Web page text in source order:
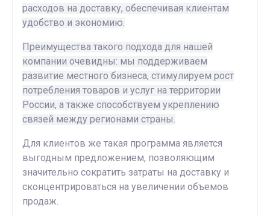
расходов на доставку, обеспечивая клиентам
удобство и экономию.
Преимущества такого подхода для нашей
компании очевидны: мы поддерживаем
развитие местного бизнеса, стимулируем рост
потребления товаров и услуг на территории
России, а также способствуем укреплению
связей между регионами страны.
Для клиентов же такая программа является
выгодным предложением, позволяющим
значительно сократить затраты на доставку и
сконцентрироваться на увеличении объемов
продаж.